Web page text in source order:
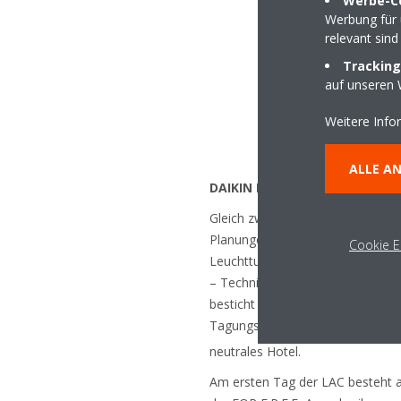
DAIKIN FOR F.R.E.E. – die
Gleich zwei Hotels, die im
Planungen gemeinsam mit
Leuchtturmprojekte der
– Technik zum Anfassen. Das
besticht durch seine
Tagungsbereich), der
neutrales Hotel.
Am ersten Tag der LAC besteht
Werbung für
relevant sind
Tracking
auf unseren
Weitere
ALLE
Cookie